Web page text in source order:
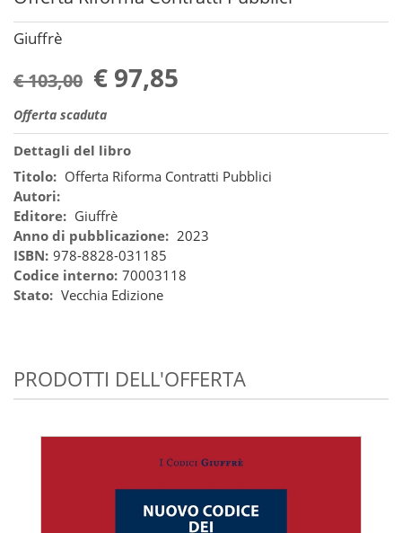
Giuffrè
€ 103,00 € 97,85
Offerta scaduta
Dettagli del libro
Titolo: Offerta Riforma Contratti Pubblici
Autori:
Editore: Giuffrè
Anno di pubblicazione: 2023
ISBN: 978-8828-031185
Codice interno: 70003118
Stato: Vecchia Edizione
PRODOTTI DELL'OFFERTA